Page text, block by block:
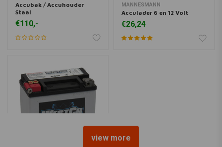
Accubak / Accuhouder
Staal
€110,-
MANNESMANN
Acculader 6 en 12 Volt
€26,24
view more